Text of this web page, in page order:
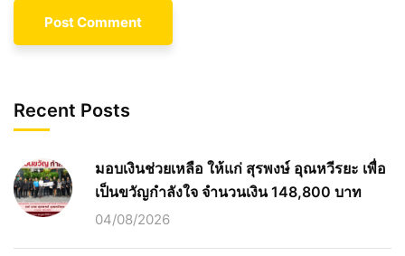
Recent Posts
มอบเงินช่วยเหลือ ให้แก่ สุรพงษ์ อุณหวีรยะ เพื่อ
เป็นขวัญกำลังใจ จำนวนเงิน 148,800 บาท
04/08/2026